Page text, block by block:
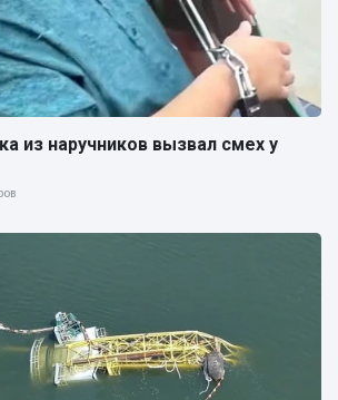
из наручников вызвал смех у